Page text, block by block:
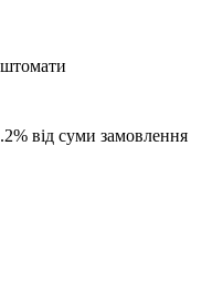
від суми замовлення